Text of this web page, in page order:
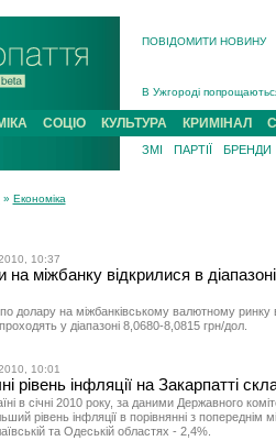
ПОВІДОМИТИ НОВИНУ
Інструктора районного
В Ужгороді 5 серпня
Підтвердили загибель
На війні з рф поліг
На Хустщині внаслідок
СОЦІО КУЛЬТУРА КРИМІНАЛ
ЗМІ ПАРТІЇ БРЕНДИ
» Економіка
10:37
на міжбанку відкрилися в
долару на міжбанківському валютному ринку
у діапазоні 8,0680-8,0815 грн/дол.
10:01
рівень інфляції на Закарпатті
в січні 2010 року, за даними Державного
рівень інфляції в порівнянні з попереднім
та Одеській областях - 2,4%.